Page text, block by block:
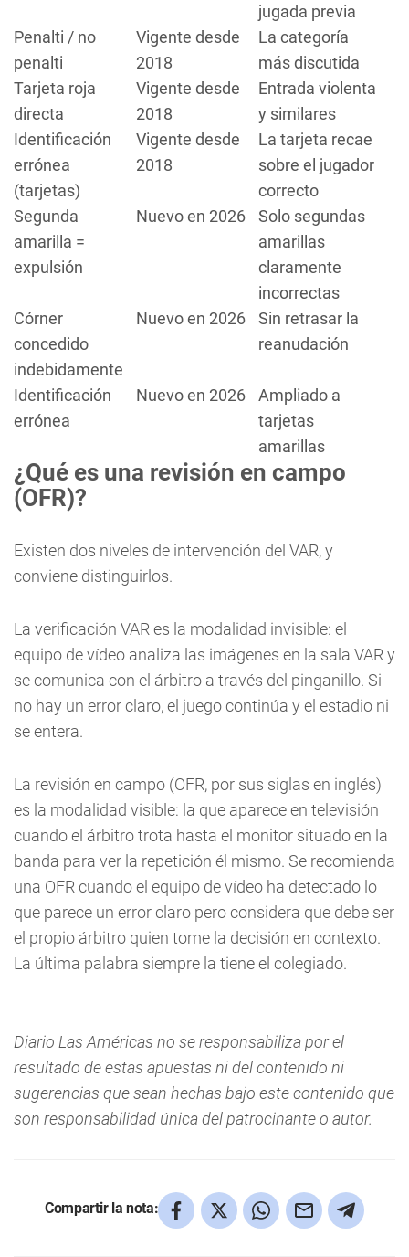
jugada previa
Penalti / no
penalti
Vigente desde
2018
La categoría
más discutida
Tarjeta roja
directa
Vigente desde
2018
Entrada violenta
y similares
Identificación
errónea
(tarjetas)
Vigente desde
2018
La tarjeta recae
sobre el jugador
correcto
Segunda
amarilla =
expulsión
Nuevo en 2026
Solo segundas
amarillas
claramente
incorrectas
Córner
concedido
indebidamente
Nuevo en 2026
Sin retrasar la
reanudación
Identificación
errónea
Nuevo en 2026
Ampliado a
tarjetas
amarillas
¿Qué es una revisión en campo
(OFR)?
Existen dos niveles de intervención del VAR, y
conviene distinguirlos.
La verificación VAR es la modalidad invisible: el
equipo de vídeo analiza las imágenes en la sala VAR y
se comunica con el árbitro a través del pinganillo. Si
no hay un error claro, el juego continúa y el estadio ni
se entera.
La revisión en campo (OFR, por sus siglas en inglés)
es la modalidad visible: la que aparece en televisión
cuando el árbitro trota hasta el monitor situado en la
banda para ver la repetición él mismo. Se recomienda
una OFR cuando el equipo de vídeo ha detectado lo
que parece un error claro pero considera que debe ser
el propio árbitro quien tome la decisión en contexto.
La última palabra siempre la tiene el colegiado.
Diario Las Américas no se responsabiliza por el
resultado de estas apuestas ni del contenido ni
sugerencias que sean hechas bajo este contenido que
son responsabilidad única del patrocinante o autor.
Compartir la nota: